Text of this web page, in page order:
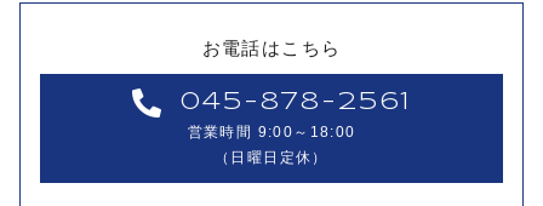
お電話はこちら
045-878-2561
営業時間 9:00～18:00
（日曜日定休）